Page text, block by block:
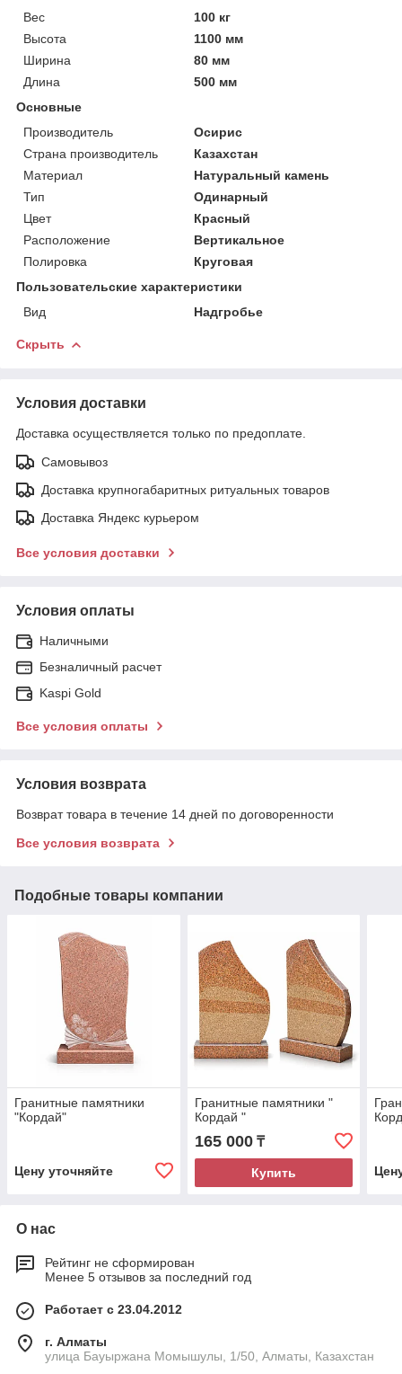
Вес
100 кг
Высота
1100 мм
Ширина
80 мм
Длина
500 мм
Основные
Производитель
Осирис
Страна производитель
Казахстан
Материал
Натуральный камень
Тип
Одинарный
Цвет
Красный
Расположение
Вертикальное
Полировка
Круговая
Пользовательские характеристики
Вид
Надгробье
Скрыть
Условия доставки
Доставка осуществляется только по предоплате.
Самовывоз
Доставка крупногабаритных ритуальных товаров
Доставка Яндекс курьером
Все условия доставки
Условия оплаты
Наличными
Безналичный расчет
Kaspi Gold
Все условия оплаты
Условия возврата
Возврат товара в течение 14 дней по договоренности
Все условия возврата
Подобные товары компании
Гранитные памятники
"Кордай"
Цену уточняйте
Гранитные памятники "
Кордай "
165 000₸
Купить
О нас
Рейтинг не сформирован
Менее 5 отзывов за последний год
Работает с 23.04.2012
г. Алматы
улица Бауыржана Момышулы, 1/50, Алматы, Казахстан